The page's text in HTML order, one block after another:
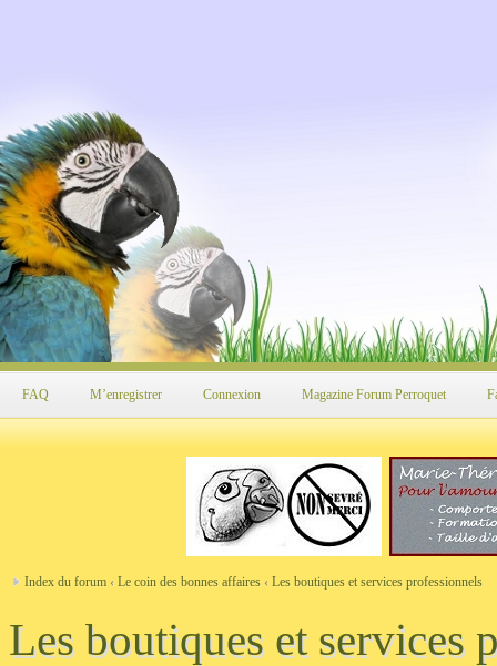
FAQ M’enregistrer Connexion Magazine Forum Perroquet
Index du forum ‹ Le coin des bonnes affaires ‹ Les boutiques et services professionnels
Les boutiques et services